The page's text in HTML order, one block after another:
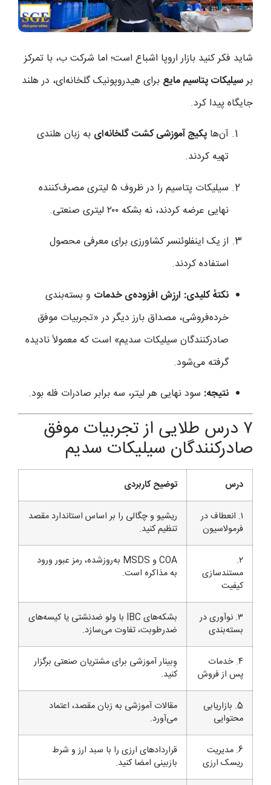
شاید فکر کنید بازار اروپا اشباع است؛ اما شرکت ب، با تمرکز
برسیلیکات پتاسیم مایع برای هیدروپونیک گلخانه‌ای، در هلند
جایگاه پیدا کرد.
آن‌ها پکیج آموزشی کشت گلخانه‌ای به زبان هلندی
تهیه کردند.
سیلیکات پتاسیم را در ظروف ۵ لیتری مصرف‌کننده
نهایی عرضه کردند، نه بشکه ۲۰۰ لیتری صنعتی.
از یک اینفلوئنسر کشاورزی برای معرفی محصول
استفاده کردند.
نکتهٔ کلیدی: ارزش افزوده‌ی خدمات و بسته‌بندی
خرده‌فروشی، مصداق بارز دیگر در «تجربیات موفق
صادرکنندگان سیلیکات سدیم» است که معمولاً نادیده
گرفته می‌شود.
نتیجه: سود نهایی هر لیتر، سه برابر صادرات فله بود.
۷ درس طلایی از تجربیات موفق
صادرکنندگان سیلیکات سدیم
درس توضیح کاربردی
۱. انعطاف در
فرمولاسیون
ریشیو و چگالی را بر اساس استاندارد مقصد
تنظیم کنید.
۲.
مستندسازی
کیفیت
COA و MSDS به‌روز‌شده، رمز عبور ورود
به مذاکره است.
۳. نوآوری در
بسته‌بندی
بشکه‌های IBC با ولو ضدنشتی یا کیسه‌های
ضد‌رطوبت، تفاوت می‌سازد.
۴. خدمات
پس از فروش
وِبینار آموزشی برای مشتریان صنعتی برگزار
کنید.
5. بازاریابی
محتوایی
مقالات آموزشی به زبان مقصد، اعتماد
می‌آورد.
6. مدیریت
ریسک ارزی
قراردادهای ارزی را با سبد ارز و شرط
بازبینی امضا کنید.